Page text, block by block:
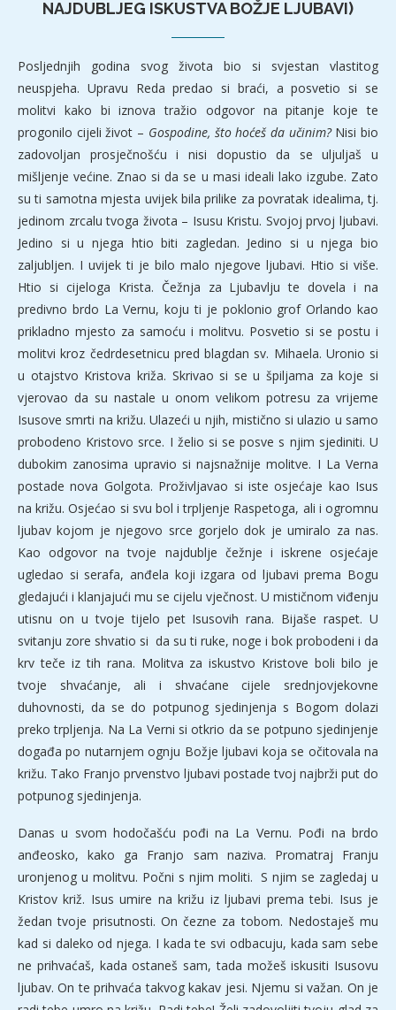
NAJDUBLJEG ISKUSTVA BOŽJE LJUBAVI)
Posljednjih godina svog života bio si svjestan vlastitog
neuspjeha. Upravu Reda predao si braći, a posvetio si se
molitvi kako bi iznova tražio odgovor na pitanje koje te
progonilo cijeli život – Gospodine, što hoćeš da učinim? Nisi bio
zadovoljan prosječnošću i nisi dopustio da se uljuljaš u
mišljenje većine. Znao si da se u masi ideali lako izgube. Zato
su ti samotna mjesta uvijek bila prilike za povratak idealima, tj.
jedinom zrcalu tvoga života – Isusu Kristu. Svojoj prvoj ljubavi.
Jedino si u njega htio biti zagledan. Jedino si u njega bio
zaljubljen. I uvijek ti je bilo malo njegove ljubavi. Htio si više.
Htio si cijeloga Krista. Čežnja za Ljubavlju te dovela i na
predivno brdo La Vernu, koju ti je poklonio grof Orlando kao
prikladno mjesto za samoću i molitvu. Posvetio si se postu i
molitvi kroz čedrdesetnicu pred blagdan sv. Mihaela. Uronio si
u otajstvo Kristova križa. Skrivao si se u špiljama za koje si
vjerovao da su nastale u onom velikom potresu za vrijeme
Isusove smrti na križu. Ulazeći u njih, mistično si ulazio u samo
probodeno Kristovo srce. I želio si se posve s njim sjediniti. U
dubokim zanosima upravio si najsnažnije molitve. I La Verna
postade nova Golgota. Proživljavao si iste osjećaje kao Isus
na križu. Osjećao si svu bol i trpljenje Raspetoga, ali i ogromnu
ljubav kojom je njegovo srce gorjelo dok je umiralo za nas.
Kao odgovor na tvoje najdublje čežnje i iskrene osjećaje
ugledao si serafa, anđela koji izgara od ljubavi prema Bogu
gledajući i klanjajući mu se cijelu vječnost. U mističnom viđenju
utisnu on u tvoje tijelo pet Isusovih rana. Bijaše raspet. U
svitanju zore shvatio si da su ti ruke, noge i bok probodeni i da
krv teče iz tih rana. Molitva za iskustvo Kristove boli bilo je
tvoje shvaćanje, ali i shvaćane cijele srednjovjekovne
duhovnosti, da se do potpunog sjedinjenja s Bogom dolazi
preko trpljenja. Na La Verni si otkrio da se potpuno sjedinjenje
događa po nutarnjem ognju Božje ljubavi koja se očitovala na
križu. Tako Franjo prvenstvo ljubavi postade tvoj najbrži put do
potpunog sjedinjenja.
Danas u svom hodočašću pođi na La Vernu. Pođi na brdo
anđeosko, kako ga Franjo sam naziva. Promatraj Franju
uronjenog u molitvu. Počni s njim moliti. S njim se zagledaj u
Kristov križ. Isus umire na križu iz ljubavi prema tebi. Isus je
žedan tvoje prisutnosti. On čezne za tobom. Nedostaješ mu
kad si daleko od njega. I kada te svi odbacuju, kada sam sebe
ne prihvaćaš, kada ostaneš sam, tada možeš iskusiti Isusovu
ljubav. On te prihvaća takvog kakav jesi. Njemu si važan. On je